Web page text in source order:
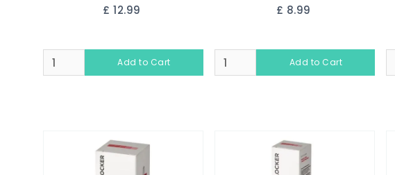
£ 12.99 £ 8.99